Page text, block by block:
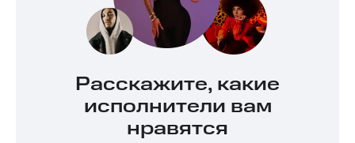
Расскажите, какие
исполнители вам
нравятся